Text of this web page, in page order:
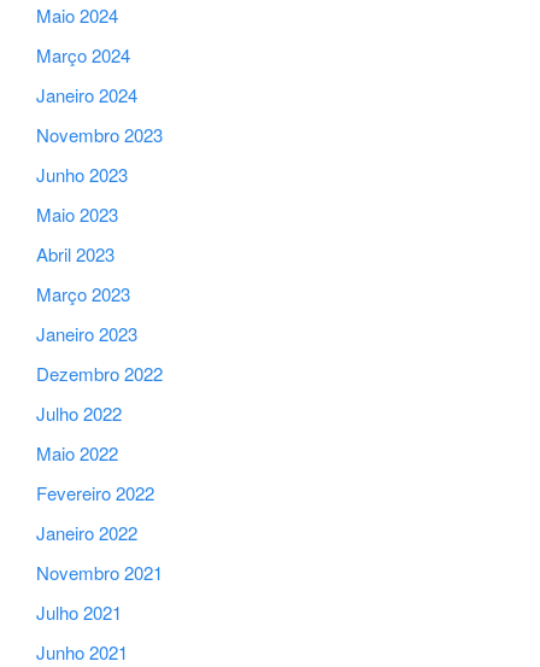
Maio 2024
Março 2024
Janeiro 2024
Novembro 2023
Junho 2023
Maio 2023
Abril 2023
Março 2023
Janeiro 2023
Dezembro 2022
Julho 2022
Maio 2022
Fevereiro 2022
Janeiro 2022
Novembro 2021
Julho 2021
Junho 2021